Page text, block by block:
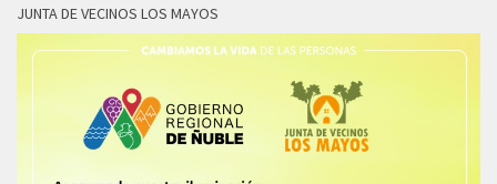
JUNTA DE VECINOS LOS MAYOS